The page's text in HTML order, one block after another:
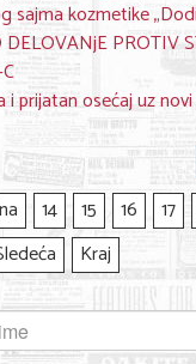
sajma kozmetike
PROTIV
i prijatan osećaj uz
14 15 16 17
Kraj